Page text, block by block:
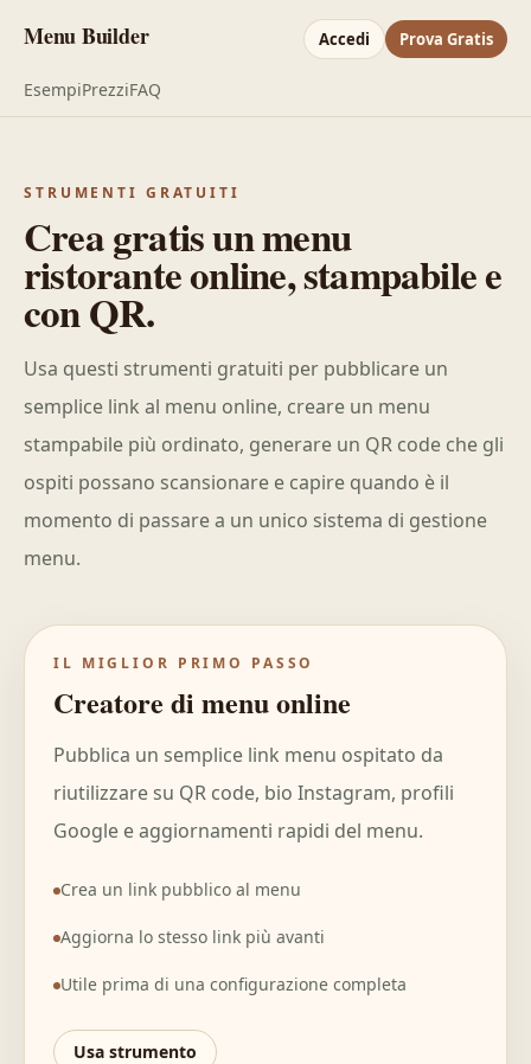
Menu Builder Accedi Prova Gratis
EsempiPrezziFAQ
STRUMENTI GRATUITI
Crea gratis un menu
ristorante online, stampabile e
con QR.
Usa questi strumenti gratuiti per pubblicare un
semplice link al menu online, creare un menu
stampabile più ordinato, generare un QR code che gli
ospiti possano scansionare e capire quando è il
momento di passare a un unico sistema di gestione
menu.
IL MIGLIOR PRIMO PASSO
Creatore di menu online
Pubblica un semplice link menu ospitato da
riutilizzare su QR code, bio Instagram, profili
Google e aggiornamenti rapidi del menu.
Crea un link pubblico al menu
Aggiorna lo stesso link più avanti
Utile prima di una configurazione completa
Usa strumento